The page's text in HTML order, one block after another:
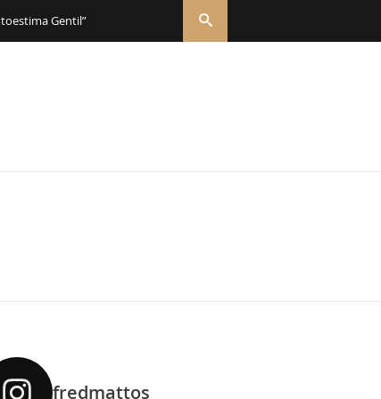
Gentil”
fredmattos